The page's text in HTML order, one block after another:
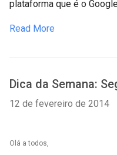
plataforma que é o
Read More
Dica da Semana:
12 de fevereiro de 2014
Olá a todos,